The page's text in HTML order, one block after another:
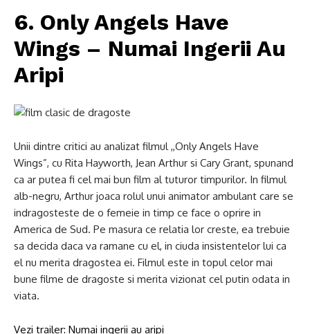
6. Only Angels Have
Wings – Numai Ingerii Au
Aripi
Unii dintre critici au analizat filmul ,,Only Angels Have
Wings”, cu Rita Hayworth, Jean Arthur si Cary Grant, spunand
ca ar putea fi cel mai bun film al tuturor timpurilor. In filmul
alb-negru, Arthur joaca rolul unui animator ambulant care se
indragosteste de o femeie in timp ce face o oprire in
America de Sud. Pe masura ce relatia lor creste, ea trebuie
sa decida daca va ramane cu el, in ciuda insistentelor lui ca
el nu merita dragostea ei. Filmul este in topul celor mai
bune filme de dragoste si merita vizionat cel putin odata in
viata.
Vezi trailer: Numai ingerii au aripi